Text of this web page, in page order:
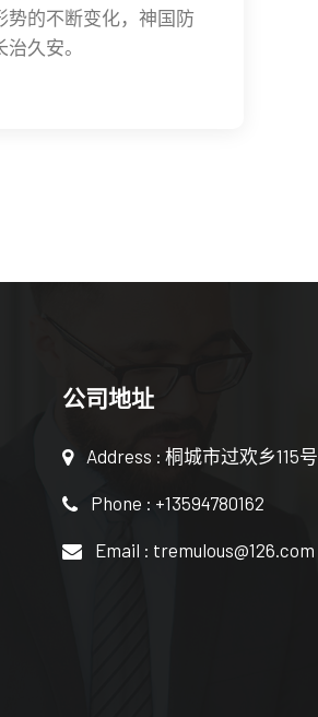
势的不断变化，神国防
久安。
公司地址
Address : 桐城市过欢乡115号
Phone : +13594780162
Email : tremulous@126.com